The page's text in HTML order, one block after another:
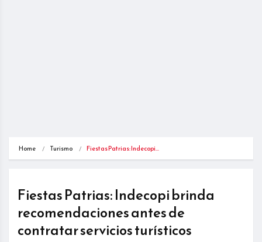
Home Turismo Fiestas Patrias: Indecopi…
Fiestas Patrias: Indecopi brinda
recomendaciones antes de
contratar servicios turísticos